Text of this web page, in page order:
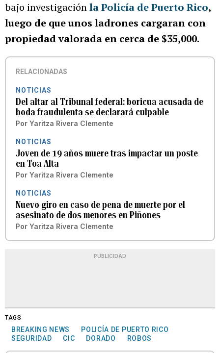
bajo investigaciónla Policía de Puerto Rico,
luego de que unos ladrones cargaran con
propiedad valorada en cerca de $35,000.
RELACIONADAS
NOTICIAS
Del altar al Tribunal federal: boricua acusada de
boda fraudulenta se declarará culpable
Por Yaritza Rivera Clemente
NOTICIAS
Joven de 19 años muere tras impactar un poste
en Toa Alta
Por Yaritza Rivera Clemente
NOTICIAS
Nuevo giro en caso de pena de muerte por el
asesinato de dos menores en Piñones
Por Yaritza Rivera Clemente
PUBLICIDAD
TAGS
BREAKING NEWS
POLICÍA DE PUERTO RICO
SEGURIDAD
CIC DORADO ROBOS